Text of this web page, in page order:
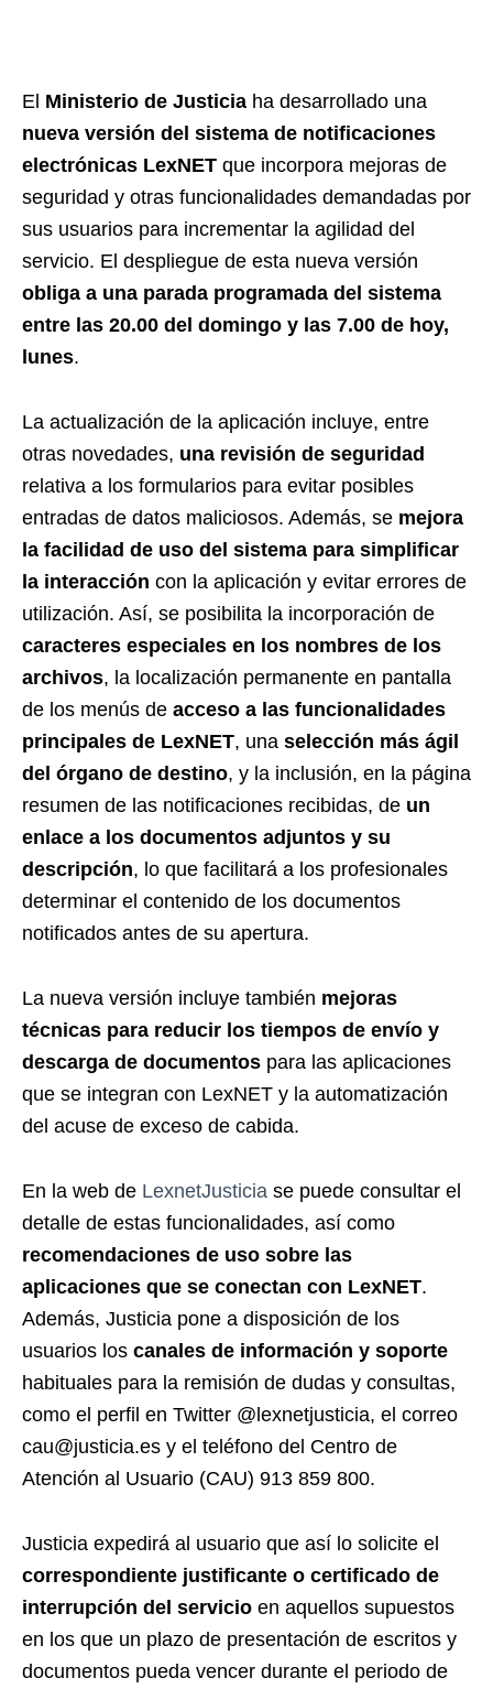
El Ministerio de Justicia ha desarrollado una
nueva versión del sistema de notificaciones
electrónicas LexNET que incorpora mejoras de
seguridad y otras funcionalidades demandadas por
sus usuarios para incrementar la agilidad del
servicio. El despliegue de esta nueva versión
obliga a una parada programada del sistema
entre las 20.00 del domingo y las 7.00 de hoy,
lunes.
La actualización de la aplicación incluye, entre
otras novedades, una revisión de seguridad
relativa a los formularios para evitar posibles
entradas de datos maliciosos. Además, se mejora
la facilidad de uso del sistema para simplificar
la interacción con la aplicación y evitar errores de
utilización. Así, se posibilita la incorporación de
caracteres especiales en los nombres de los
archivos, la localización permanente en pantalla
de los menús de acceso a las funcionalidades
principales de LexNET, una selección más ágil
del órgano de destino, y la inclusión, en la página
resumen de las notificaciones recibidas, de un
enlace a los documentos adjuntos y su
descripción, lo que facilitará a los profesionales
determinar el contenido de los documentos
notificados antes de su apertura.
La nueva versión incluye también mejoras
técnicas para reducir los tiempos de envío y
descarga de documentos para las aplicaciones
que se integran con LexNET y la automatización
del acuse de exceso de cabida.
En la web de LexnetJusticia se puede consultar el
detalle de estas funcionalidades, así como
recomendaciones de uso sobre las
aplicaciones que se conectan con LexNET.
Además, Justicia pone a disposición de los
usuarios los canales de información y soporte
habituales para la remisión de dudas y consultas,
como el perfil en Twitter @lexnetjusticia, el correo
cau@justicia.es y el teléfono del Centro de
Atención al Usuario (CAU) 913 859 800.
Justicia expedirá al usuario que así lo solicite el
correspondiente justificante o certificado de
interrupción del servicio en aquellos supuestos
en los que un plazo de presentación de escritos y
documentos pueda vencer durante el periodo de